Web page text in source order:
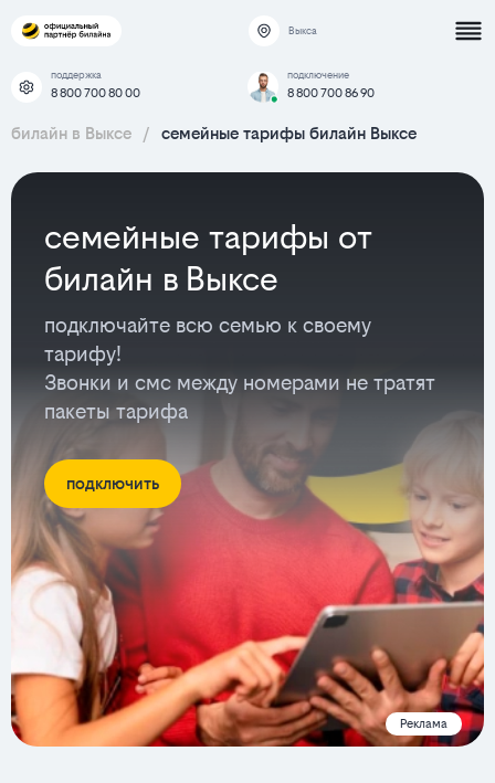
Выкса
поддержка
8 800 700 80 00
подключение
8 800 700 86 90
билайн в Выксе / семейные тарифы билайн Выксе
семейные тарифы от
билайн в Выксе
подключайте всю семью к своему
тарифу!
Звонки и смс между номерами не тратят
пакеты тарифа
подключить
Реклама